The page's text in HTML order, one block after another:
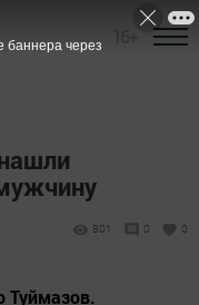
801 0 0
Туймазов.
баннера через